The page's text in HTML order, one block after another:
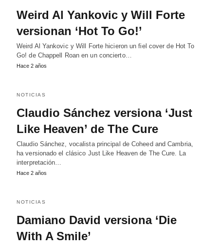
Weird Al Yankovic y Will Forte
versionan ‘Hot To Go!’
Weird Al Yankovic y Will Forte hicieron un fiel cover de Hot To
Go! de Chappell Roan en un concierto…
Hace 2 años
NOTICIAS
Claudio Sánchez versiona ‘Just
Like Heaven’ de The Cure
Claudio Sánchez, vocalista principal de Coheed and Cambria,
ha versionado el clásico Just Like Heaven de The Cure. La
interpretación…
Hace 2 años
NOTICIAS
Damiano David versiona ‘Die
With A Smile’